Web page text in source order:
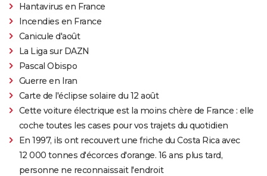
Hantavirus en France
Incendies en France
Canicule d'août
La Liga sur DAZN
Pascal Obispo
Guerre en Iran
Carte de l'éclipse solaire du 12 août
Cette voiture électrique est la moins chère de France : elle
coche toutes les cases pour vos trajets du quotidien
En 1997, ils ont recouvert une friche du Costa Rica avec
12 000 tonnes d'écorces d'orange. 16 ans plus tard,
personne ne reconnaissait l'endroit